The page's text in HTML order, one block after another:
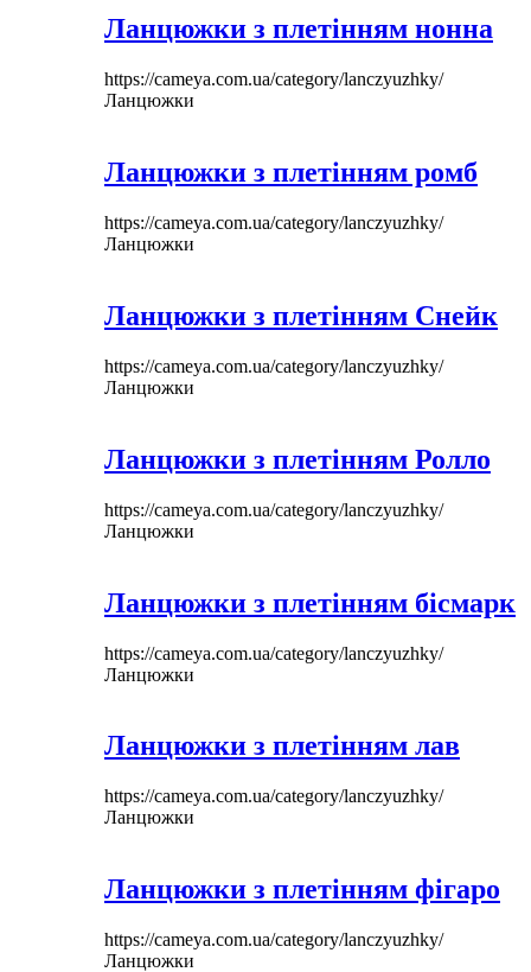
Ланцюжки з плетінням нонна
https://cameya.com.ua/category/lanczyuzhky/
Ланцюжки
Ланцюжки з плетінням ромб
https://cameya.com.ua/category/lanczyuzhky/
Ланцюжки
Ланцюжки з плетінням Снейк
https://cameya.com.ua/category/lanczyuzhky/
Ланцюжки
Ланцюжки з плетінням Ролло
https://cameya.com.ua/category/lanczyuzhky/
Ланцюжки
Ланцюжки з плетінням бісмарк
https://cameya.com.ua/category/lanczyuzhky/
Ланцюжки
Ланцюжки з плетінням лав
https://cameya.com.ua/category/lanczyuzhky/
Ланцюжки
Ланцюжки з плетінням фігаро
https://cameya.com.ua/category/lanczyuzhky/
Ланцюжки